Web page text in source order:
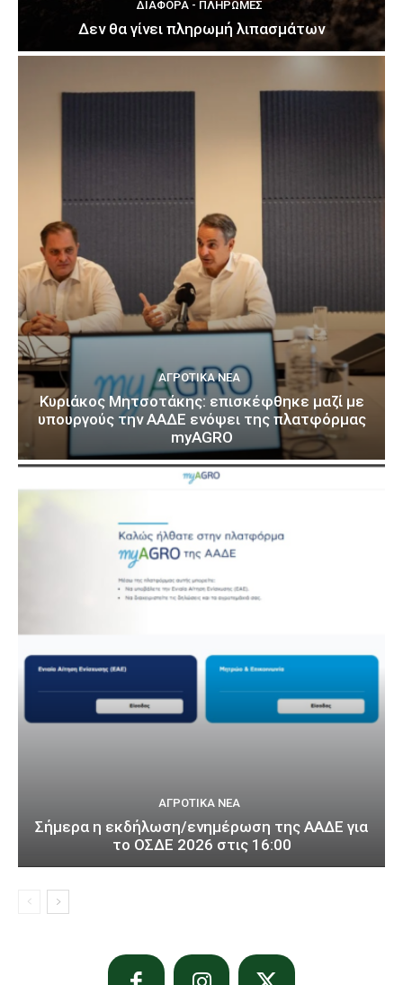
ΔΙΆΦΟΡΑ - ΠΛΗΡΩΜΈΣ
Δεν θα γίνει πληρωμή λιπασμάτων
ΑΓΡΟΤΙΚΆ ΝΈΑ
Κυριάκος Μητσοτάκης: επισκέφθηκε μαζί με
υπουργούς την ΑΑΔΕ ενόψει της πλατφόρμας
myAGRO
ΑΓΡΟΤΙΚΆ ΝΈΑ
Σήμερα η εκδήλωση/ενημέρωση της ΑΑΔΕ για
το ΟΣΔΕ 2026 στις 16:00